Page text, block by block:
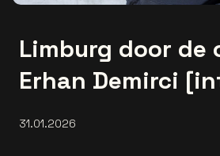
Limburg door de
Erhan Demirci
31.01.2026